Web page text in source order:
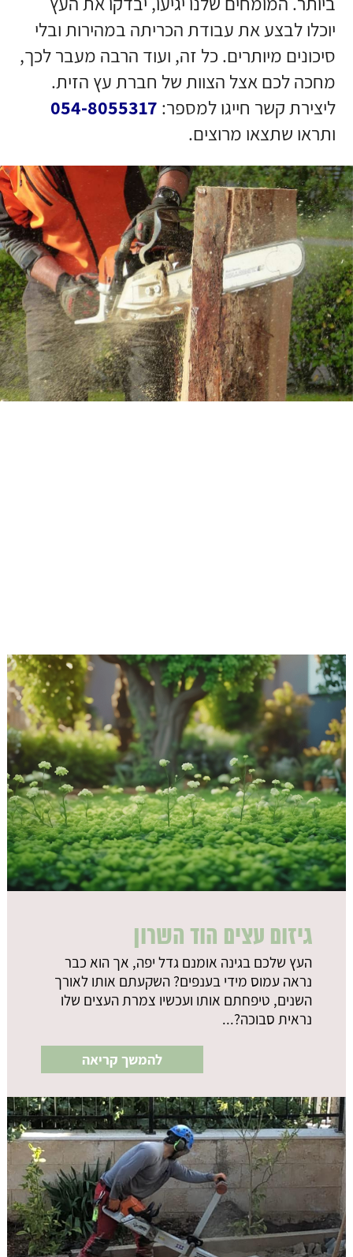
יוכלו לבצע את עבודת הכריתה במהירות ובלי
סיכונים מיותרים. כל זה, ועוד הרבה מעבר לכך,
מחכה לכם אצל הצוות של חברת עץ הזית.
ליצירת קשר חייגו למספר:
ותראו שתצאו מרוצים.
גיזום עצים הוד השרון
העץ שלכם בגינה אומנם גדל יפה, אך הוא כבר
נראה עמוס מידי בענפים? השקעתם אותו לאורך
השנים, טיפחתם אותו ועכשיו צמרת העצים שלו
נראית סבוכה?...
להמשך קריאה